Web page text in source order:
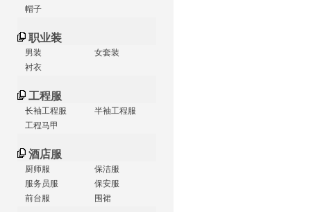
帽子
职业装
男装
女套装
衬衣
工程服
长袖工程服
半袖工程服
工程马甲
酒店服
厨师服
保洁服
服务员服
保安服
前台服
围裙